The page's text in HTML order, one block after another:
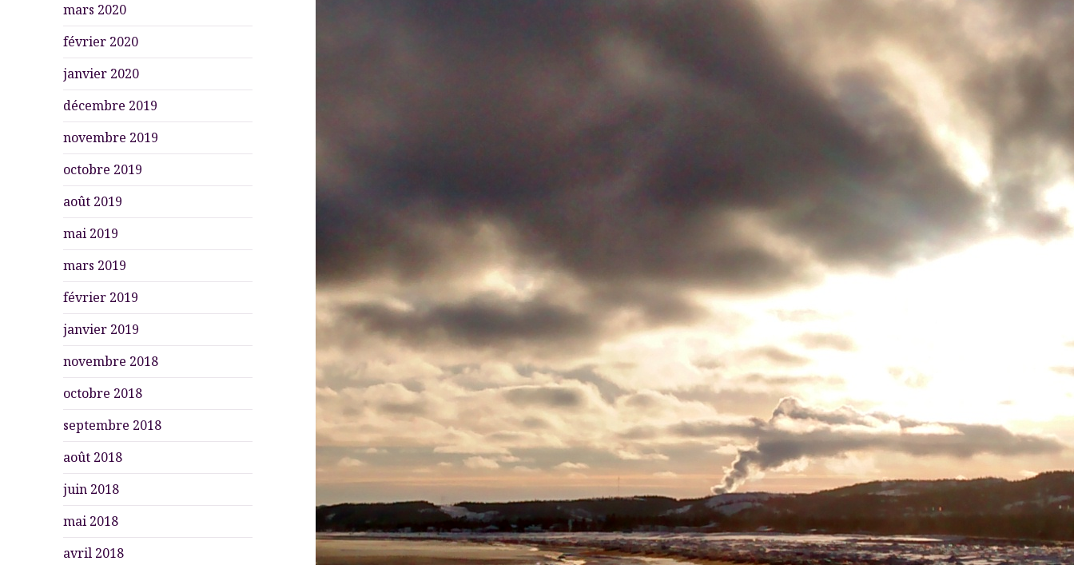
mars 2020
février 2020
janvier 2020
décembre 2019
novembre 2019
octobre 2019
août 2019
mai 2019
mars 2019
février 2019
janvier 2019
novembre 2018
octobre 2018
septembre 2018
août 2018
juin 2018
mai 2018
avril 2018